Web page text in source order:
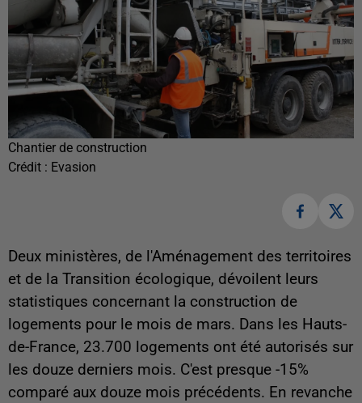
Chantier de construction
Crédit : Evasion
Deux ministères, de l'Aménagement des territoires
et de la Transition écologique, dévoilent leurs
statistiques concernant la construction de
logements pour le mois de mars. Dans les Hauts-
de-France, 23.700 logements ont été autorisés sur
les douze derniers mois. C'est presque -15%
comparé aux douze mois précédents. En revanche